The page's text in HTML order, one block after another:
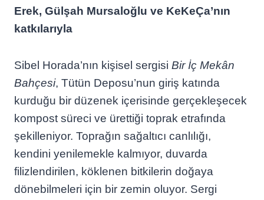
Erek, Gülşah Mursaloğlu ve KeKeÇa’nın
katkılarıyla
Sibel Horada’nın kişisel sergisi Bir İç Mekân
Bahçesi, Tütün Deposu’nun giriş katında
kurduğu bir düzenek içerisinde gerçekleşecek
kompost süreci ve ürettiği toprak etrafında
şekilleniyor. Toprağın sağaltıcı canlılığı,
kendini yenilemekle kalmıyor, duvarda
filizlendirilen, köklenen bitkilerin doğaya
dönebilmeleri için bir zemin oluyor. Sergi